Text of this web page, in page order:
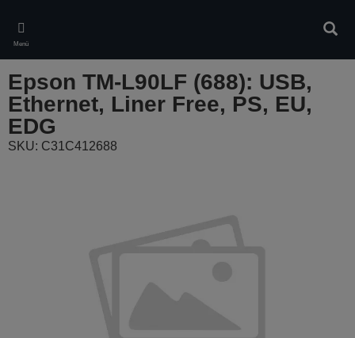
main
content
Menü
Epson TM-L90LF (688): USB,
Ethernet, Liner Free, PS, EU,
EDG
SKU: C31C412688